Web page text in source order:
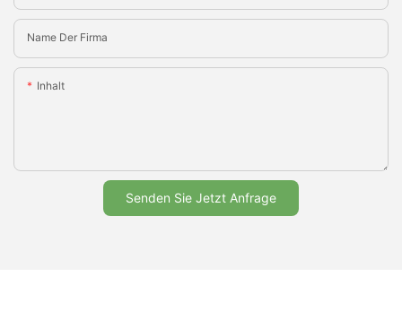
Name Der Firma
Inhalt
Senden Sie Jetzt Anfrage